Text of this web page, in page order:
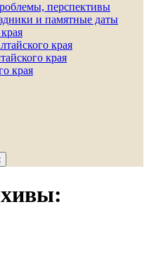
перспективы
и памятные даты
края
края
края